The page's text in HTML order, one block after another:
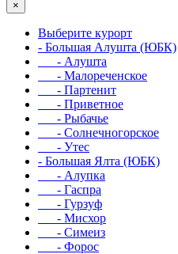
×
Выберите курорт
- Большая Алушта (ЮБК)
- Алушта
- Малореченское
- Партенит
- Приветное
- Рыбачье
- Солнечногорское
- Утес
- Большая Ялта (ЮБК)
- Алупка
- Гаспра
- Гурзуф
- Мисхор
- Симеиз
- Форос